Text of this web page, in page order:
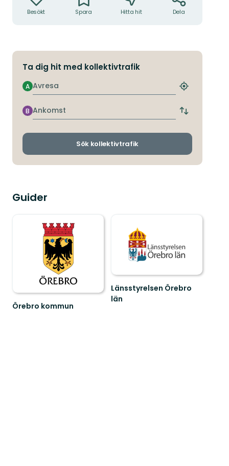
Besökt Spara Hitta hit Dela
Ta dig hit med kollektivtrafik
Avresa
A
Hitta
hållplats
Ankomst
B
Byt
och
Sök kollektivtrafik
Guider
Örebro kommun
Länsstyrelsen Örebro
län